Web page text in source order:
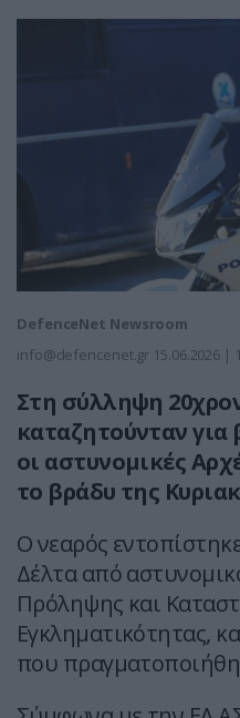
DefenceNet Newsroom
info@defencenet.gr 15.06.2026 |
Στη σύλληψη
καταζητούνταν
οι αστυνομικές
το βράδυ της
Ο νεαρός
Δέλτα από
Πρόληψης και
Εγκληματικότητας,
που